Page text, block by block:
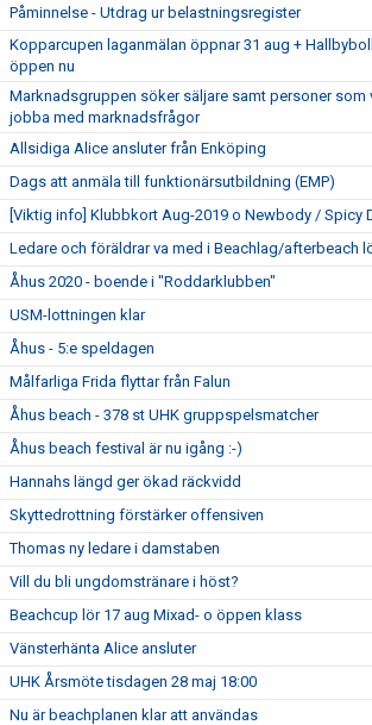
Påminnelse - Utdrag ur belastningsregister
Kopparcupen laganmälan öppnar 31 aug +
öppen nu
Marknadsgruppen söker säljare samt personer som
jobba med marknadsfrågor
Allsidiga Alice ansluter från Enköping
Dags att anmäla till funktionärsutbildning (EMP)
[Viktig info] Klubbkort Aug-2019 o Newbody / Spicy
Ledare och föräldrar va med i Beachlag/afterbeach
Åhus 2020 - boende i "Roddarklubben"
USM-lottningen klar
Åhus - 5:e speldagen
Målfarliga Frida flyttar från Falun
Åhus beach - 378 st UHK gruppspelsmatcher
Åhus beach festival är nu igång :-)
Hannahs längd ger ökad räckvidd
Skyttedrottning förstärker offensiven
Thomas ny ledare i damstaben
Vill du bli ungdomstränare i höst?
Beachcup lör 17 aug Mixad- o öppen klass
Vänsterhänta Alice ansluter
UHK Årsmöte tisdagen 28 maj 18:00
Nu är beachplanen klar att användas